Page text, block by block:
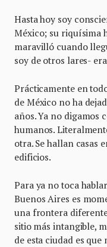
Hasta hoy soy
México; su riquísima
maravilló cuando
soy de otros lares-
Prácticamente en
de México no ha
años. Ya no digamos
humanos.
otra. Se hallan casas
edificios.
Para ya no toca
Buenos Aires es
una frontera
sitio más intangible,
de esta ciudad es